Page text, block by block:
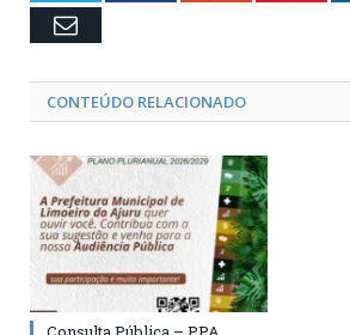
Email
CONTEÚDO RELACIONADO